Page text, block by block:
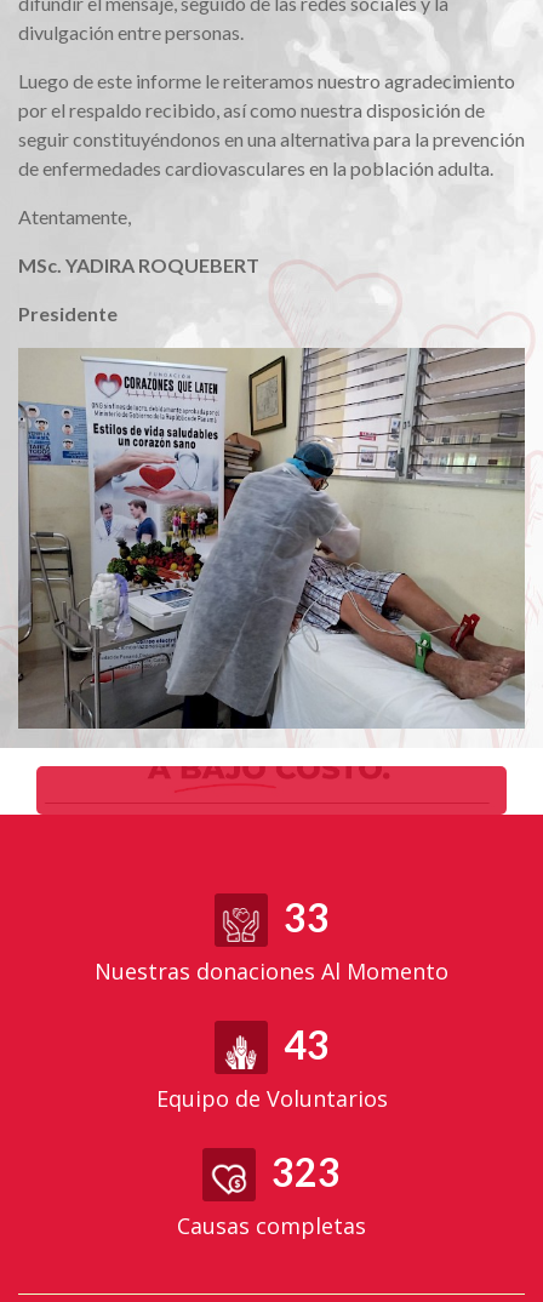
divulgación entre personas.
Luego de este informe le reiteramos nuestro agradecimiento
por el respaldo recibido, así como nuestra disposición de
seguir constituyéndonos en una alternativa para la prevención
de enfermedades cardiovasculares en la población adulta.
Atentamente,
MSc. YADIRA ROQUEBERT
Presidente
33
Nuestras donaciones Al Momento
43
Equipo de Voluntarios
323
Causas completas